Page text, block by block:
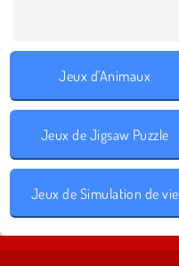
Jeux d'Animaux
Jeux de Jigsaw Puzzle
Jeux de Simulation de vie